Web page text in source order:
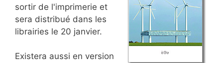
sortir de l'imprimerie et
sera distribué dans les
librairies le 20 janvier.
Existera aussi en version